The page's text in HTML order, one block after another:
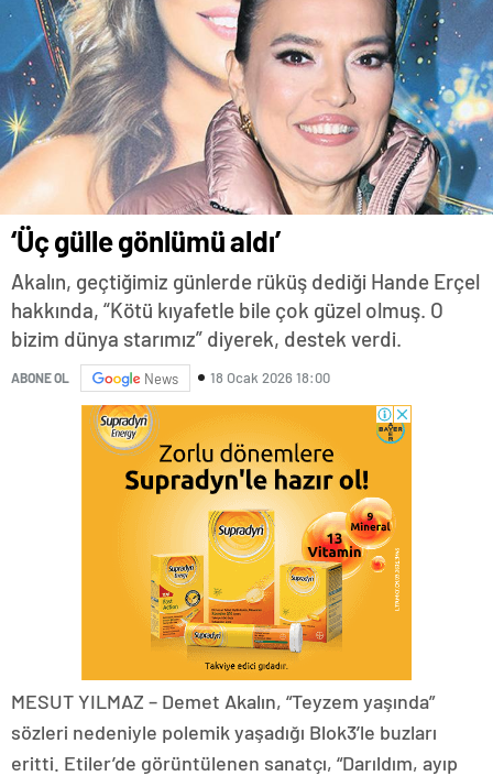
‘Üç gülle gönlümü aldı’
Akalın, geçtiğimiz günlerde rüküş dediği Hande Erçel
hakkında, “Kötü kıyafetle bile çok güzel olmuş. O
bizim dünya starımız” diyerek, destek verdi.
ABONE OL News 18 Ocak 2026 18:00
MESUT YILMAZ – Demet Akalın, “Teyzem yaşında”
sözleri nedeniyle polemik yaşadığı Blok3’le buzları
eritti. Etiler’de görüntülenen sanatçı, “Darıldım, ayıp